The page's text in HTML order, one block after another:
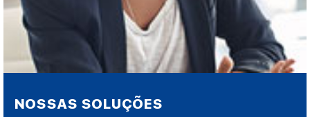
NOSSAS SOLUÇÕES